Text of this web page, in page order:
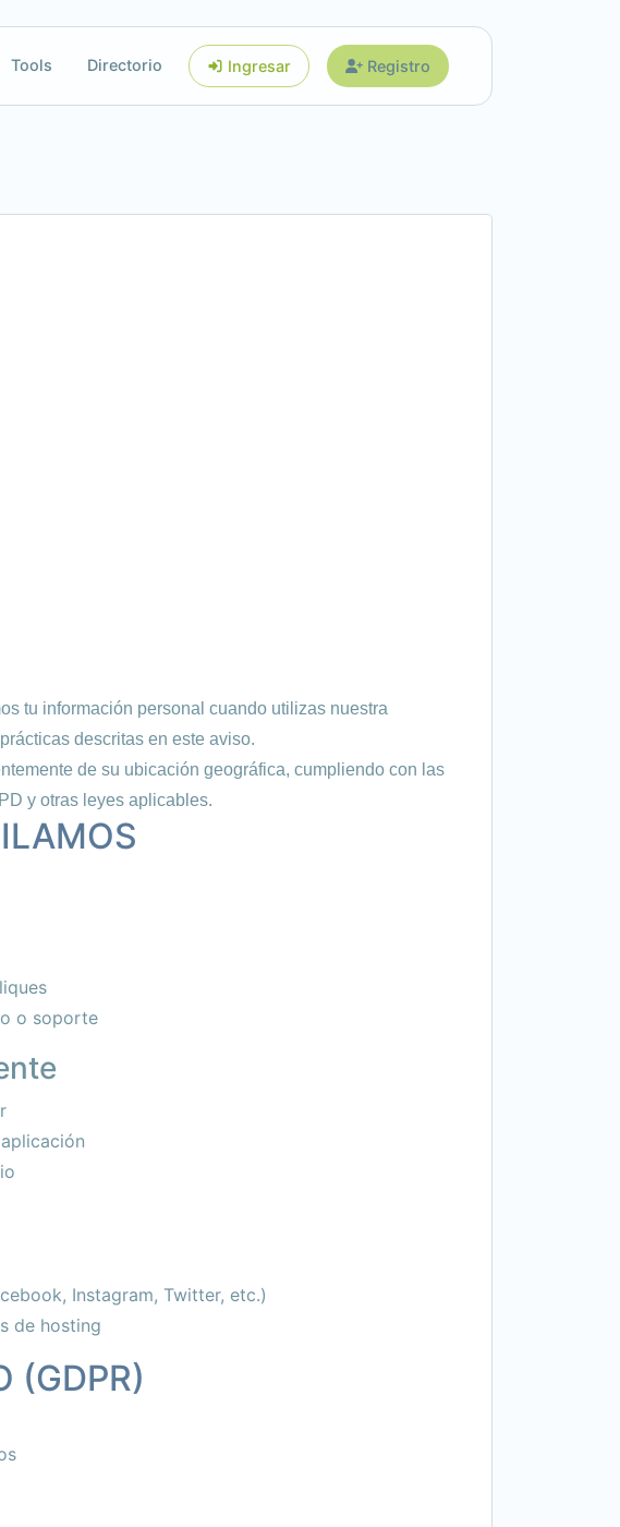
Tools Directorio Ingresar Registro
tu información personal cuando utilizas nuestra
descritas en este aviso.
de su ubicación geográfica, cumpliendo con las
y otras leyes aplicables.
o soporte
Instagram, Twitter, etc.)
de hosting
(GDPR)